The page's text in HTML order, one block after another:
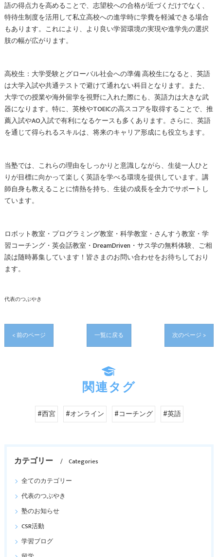
語の得点力を高めることで、志望校への合格が近づくだけでなく、
特待生制度を活用して私立高校への進学時に学費を軽減できる場合
もあります。これにより、より良い学習環境の実現や進学先の選択
肢の幅が広がります。
高校生：大学受験とグローバル社会への準備 高校生になると、英語
は大学入試や共通テストで避けて通れない科目となります。また、
大学での授業や海外留学を視野に入れた際にも、英語力は大きな武
器になります。特に、英検やTOEICの高スコアを取得することで、推
薦入試やAO入試で有利になるケースも多くあります。さらに、英語
を通じて得られるスキルは、将来のキャリア形成にも役立ちます。
当塾では、これらの理由をしっかりと意識しながら、生徒一人ひと
りが目標に向かって楽しく英語を学べる環境を提供しています。講
師自身も教えることに情熱を持ち、生徒の成長を全力でサポートし
ています。
ロボット教室・プログラミング教室・科学教室・さんすう教室・学
習コーチング・英会話教室・DreamDriven・サス学の無料体験、ご相
談は随時募集しています！皆さまのお問い合わせをお待ちしており
ます。
代表のつぶやき
< 前のページ 一覧に戻る 次のページ >
関連タグ
#西宮 #オンライン #コーチング #英語
カテゴリー
Categories
全てのカテゴリー
代表のつぶやき
塾のお知らせ
CSR活動
学習ブログ